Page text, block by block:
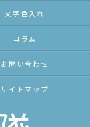
文字色入れ
コラム
お問い合わせ
サイトマップ